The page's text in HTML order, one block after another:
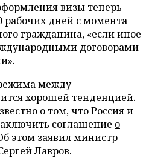
визы теперь
рабочих дней с момента
гражданина, «если иное
договорами
между
хорошей тенденцией.
о том, что Россия и
соглашение о
этом заявил министр
Лавров.